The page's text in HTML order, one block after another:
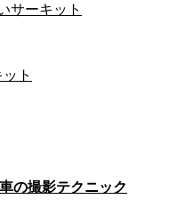
サーキット
ト
の撮影テクニック